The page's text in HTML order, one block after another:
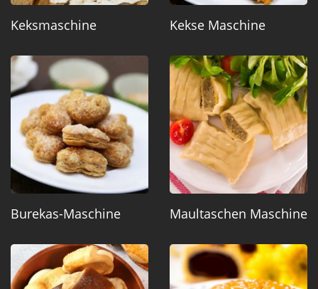
Keksmaschine Kekse Maschine
Burekas-Maschine Maultaschen Maschine